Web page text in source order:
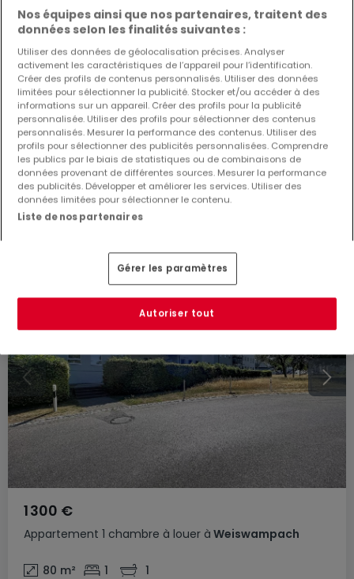
Appartement 1 chambreà louer àWeiswampach
1 250 €
61 m² 1 1 1
Appartement 1 chambre à louer à Weiswampach
1 300 €
80 m² 1 1
Nos équipes ainsi que nos partenaires, traitent des
données selon les finalités suivantes :
Utiliser des données de géolocalisation précises. Analyser
activement les caractéristiques de l’appareil pour l’identification.
Créer des profils de contenus personnalisés. Utiliser des données
limitées pour sélectionner la publicité. Stocker et/ou accéder à des
informations sur un appareil. Créer des profils pour la publicité
personnalisée. Utiliser des profils pour sélectionner des contenus
personnalisés. Mesurer la performance des contenus. Utiliser des
profils pour sélectionner des publicités personnalisées. Comprendre
les publics par le biais de statistiques ou de combinaisons de
données provenant de différentes sources. Mesurer la performance
des publicités. Développer et améliorer les services. Utiliser des
données limitées pour sélectionner le contenu.
Liste de nos partenaires
Gérer les paramètres
Autoriser tout